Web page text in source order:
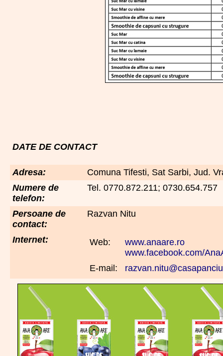
DATE DE CONTACT
Adresa:
Comuna Tifesti, Sat Sarbi, Jud.
Numere de
telefon:
Tel. 0770.872.211; 0730.654.757
Persoane de
contact:
Razvan Nitu
Internet: Web:
www.anaare.ro
www.facebook.com/
E-mail: